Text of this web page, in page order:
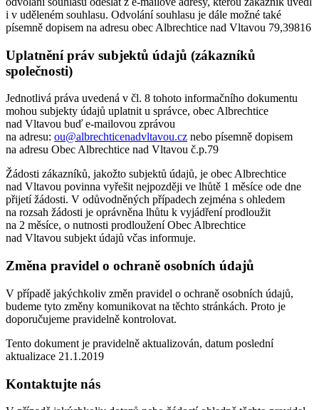
i v uděleném souhlasu. Odvolání souhlasu je dále možné také
písemně dopisem na adresu obec Albrechtice nad Vltavou 79,39816
Uplatnění práv subjektů údajů (zákazníků
společnosti)
Jednotlivá práva uvedená v čl. 8 tohoto informačního dokumentu
mohou subjekty údajů uplatnit u správce, obec Albrechtice
nad Vltavou buď e-mailovou zprávou
na adresu: ou@albrechticenadvltavou.cz nebo písemně dopisem
na adresu Obec Albrechtice nad Vltavou č.p.79
Žádosti zákazníků, jakožto subjektů údajů, je obec Albrechtice
nad Vltavou povinna vyřešit nejpozději ve lhůtě 1 měsíce ode dne
přijetí žádosti. V odůvodněných případech zejména s ohledem
na rozsah žádosti je oprávněna lhůtu k vyjádření prodloužit
na 2 měsíce, o nutnosti prodloužení Obec Albrechtice
nad Vltavou subjekt údajů včas informuje.
Změna pravidel o ochraně osobních údajů
V případě jakýchkoliv změn pravidel o ochraně osobních údajů,
budeme tyto změny komunikovat na těchto stránkách. Proto je
doporučujeme pravidelně kontrolovat.
Tento dokument je pravidelně aktualizován, datum poslední
aktualizace 21.1.2019
Kontaktujte nás